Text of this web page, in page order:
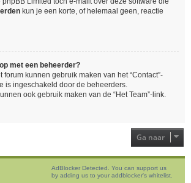
kun je een korte, of helemaal geen, reactie
met een beheerder?
kunnen gebruik maken van het “Contact”-
is ingeschakeld door de beheerders.
ook gebruik maken van de “Het Team”-link.
Ga naar
AdBlocker Detected. You can support us
by adding us to your addblocker's whitelist.